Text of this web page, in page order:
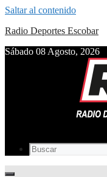
Saltar al contenido
Radio Deportes Escobar
Sábado 08 Agosto, 2026